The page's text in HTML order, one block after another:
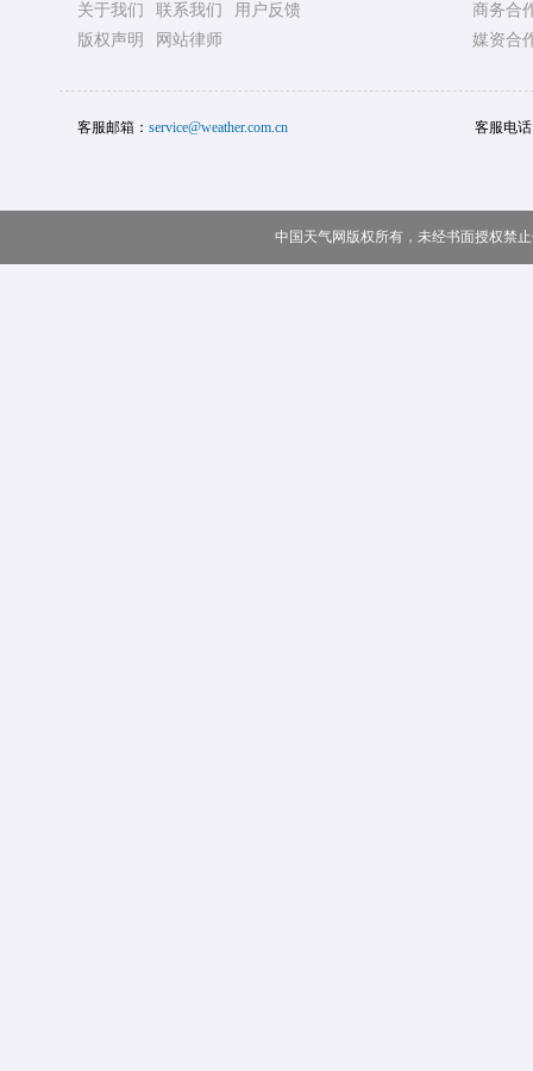
关于我们 联系我们
用户反馈
版权声明
网站律师
商务合
媒资合
客服邮箱： service@weather.com.cn 客服电
中国天气网版权所有，未经书面授权